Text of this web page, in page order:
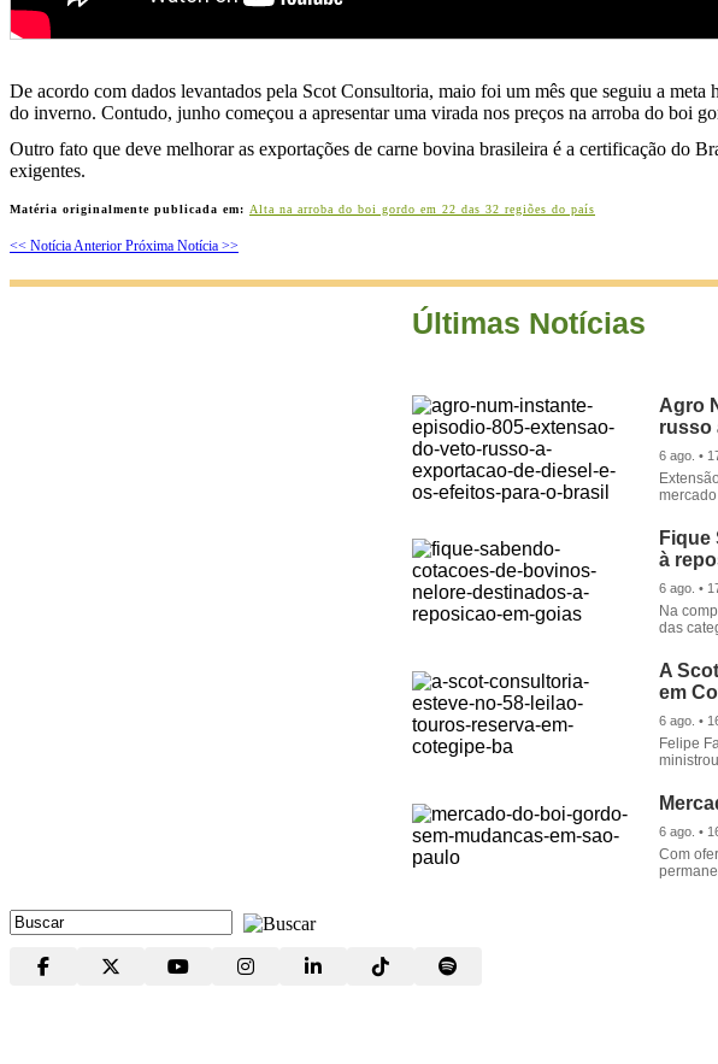
De acordo com dados levantados pela Scot Consultoria, maio foi um mês que seguiu a
do inverno. Contudo, junho começou a apresentar uma virada nos preços na arroba do boi
Outro fato que deve melhorar as exportações de carne bovina brasileira é a certificação do
exigentes.
Matéria originalmente publicada em: Alta na arroba do boi gordo em 22 das 32 regiões do país
<< Notícia Anterior Próxima Notícia >>
Últimas Notícias
Agro
russo
6 ago. •
Fique
à
6 ago. •
Na
das
A
em
6 ago. •
Felipe
6 ago. •
Com